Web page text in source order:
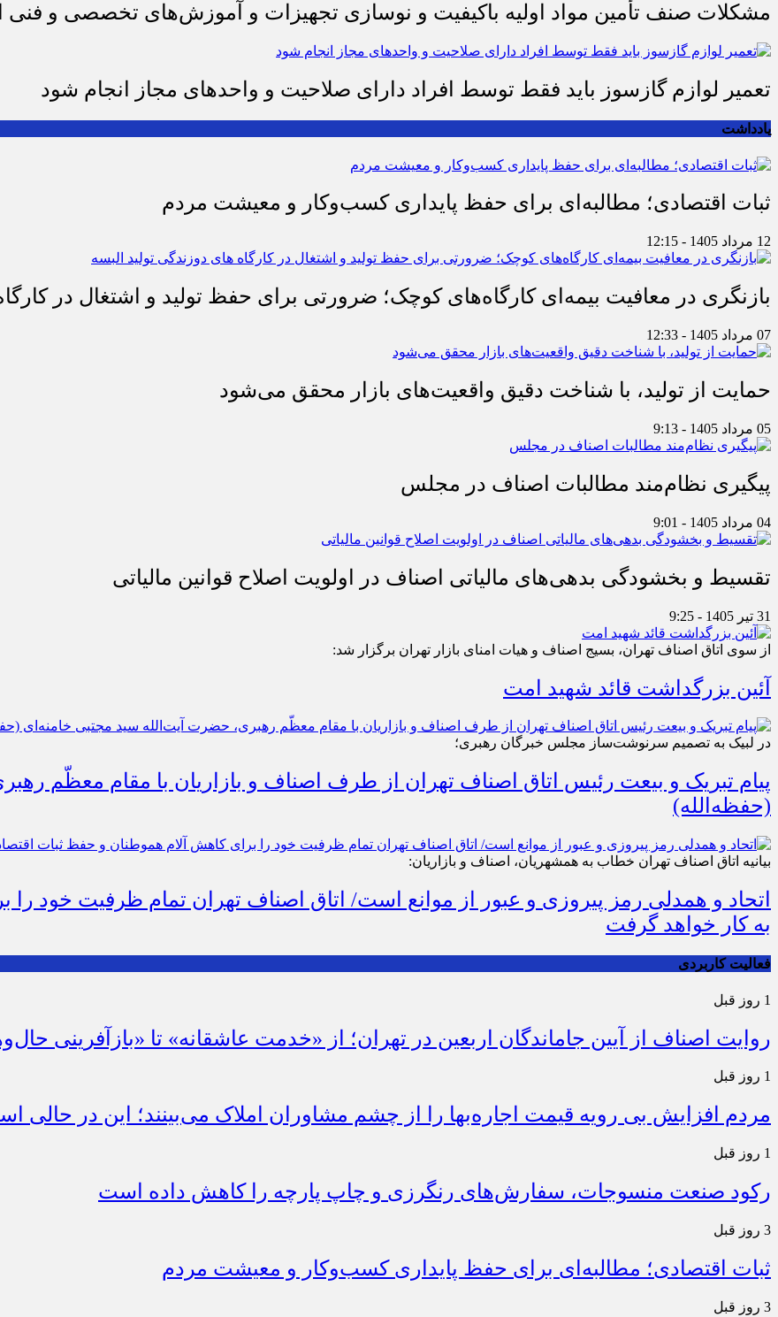
مشکلات صنف تأمین مواد اولیه باکیفیت و نوسازی تجهیزات و آموزش‌های تخصصی و
تعمیر لوازم گازسوز باید فقط توسط افراد دارای صلاحیت و واحدهای مجاز انجام شود
یادداشت
ثبات اقتصادی؛ مطالبه‌ای برای حفظ پایداری کسب‌وکار و معیشت مردم
12 مرداد 1405 - 12:15
بازنگری در معافیت بیمه‌ای کارگاه‌های کوچک؛ ضرورتی برای حفظ تولید و اشتغال در
07 مرداد 1405 - 12:33
حمایت از تولید، با شناخت دقیق واقعیت‌های بازار محقق می‌شود
05 مرداد 1405 - 9:13
پیگیری نظام‌مند مطالبات اصناف در مجلس
04 مرداد 1405 - 9:01
تقسیط و بخشودگی بدهی‌های مالیاتی اصناف در اولویت اصلاح قوانین مالیاتی
31 تیر 1405 - 9:25
از سوی اتاق اصناف تهران، بسیج اصناف و هیات امنای بازار تهران برگزار شد:
آئین بزرگداشت قائد شهید امت
در لبیک به تصمیم سرنوشت‌ساز مجلس خبرگان رهبری؛
پیام تبریک و بیعت رئیس اتاق اصناف تهران از طرف اصناف و بازاریان با مقام معظّم
(حفظه‌الله)
بیانیه اتاق اصناف تهران خطاب به همشهریان، اصناف و بازاریان:
اتحاد و همدلی رمز پیروزی و عبور از موانع است/ اتاق اصناف تهران تمام ظرفیت خود
به کار خواهد گرفت
فعالیت کاربردی
1 روز قبل
روایت اصناف از آیین جاماندگان اربعین در تهران؛ از «خدمت عاشقانه» تا «بازآفرینی
1 روز قبل
مردم افزایش بی رویه قیمت اجاره‌بها را از چشم مشاوران املاک می‌بینند؛ این در حالی
1 روز قبل
رکود صنعت منسوجات، سفارش‌های رنگرزی و چاپ پارچه را کاهش داده است
3 روز قبل
ثبات اقتصادی؛ مطالبه‌ای برای حفظ پایداری کسب‌وکار و معیشت مردم
3 روز قبل